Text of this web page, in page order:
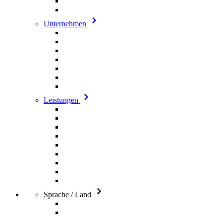
Unternehmen
Leistungen
Sprache / Land